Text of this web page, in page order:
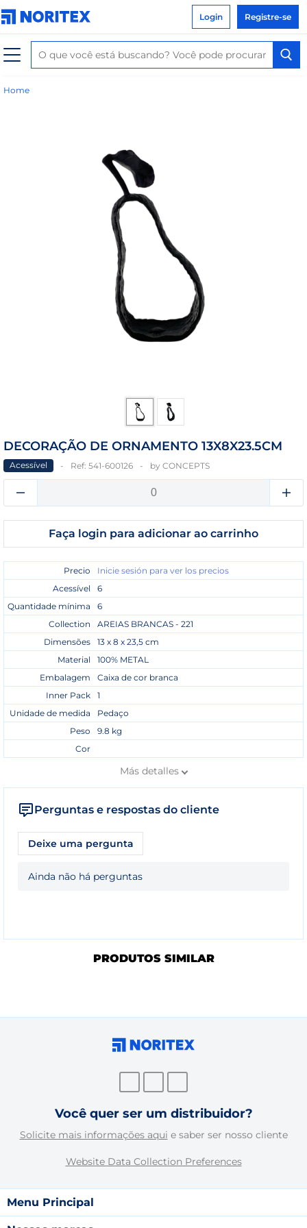
Login Registre-se
Home
DECORAÇÃO DE ORNAMENTO 13X8X23.5CM
Acessível Ref: 541-600126 by CONCEPTS
Faça login para adicionar ao carrinho
Precio
Inicie sesión para ver los precios
Acessível
6
Quantidade mínima
6
Collection
AREIAS BRANCAS - 221
Dimensões
13 x 8 x 23,5 cm
Material
100% METAL
Embalagem
Caixa de cor branca
Inner Pack
1
Unidade de medida
Pedaço
Peso
9.8 kg
Cor
Más detalles
Perguntas e respostas do cliente
Deixe uma pergunta
Ainda não há perguntas
PRODUTOS SIMILAR
Você quer ser um distribuidor?
Solicite mais informações aqui e saber ser nosso cliente
Website Data Collection Preferences
Menu Principal